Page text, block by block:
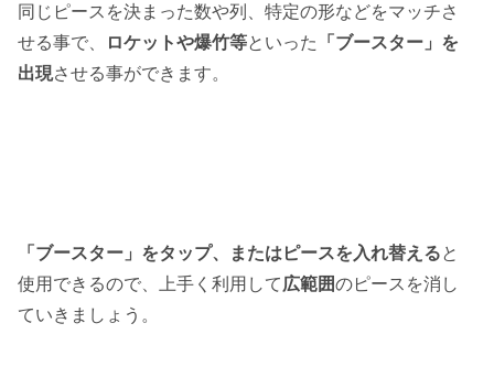
同じピースを決まった数や列、特定の形などをマッチさ
せる事で、
ロケットや爆竹等といった
「ブースター」を
出現させる事ができます。
「ブースター」をタップ、またはピースを入れ替えると
使用できるので、上手く利用して広範囲のピースを消し
ていきましょう。